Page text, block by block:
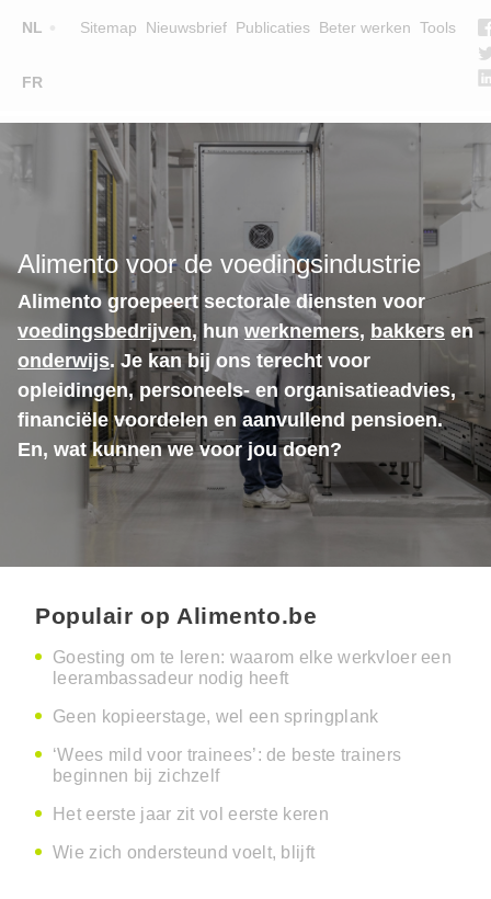
NL
FR
Sitemap Nieuwsbrief Publicaties Beter werken Tools
Main
navigation
OPLEIDINGEN
LESGEVERS
WIE ZIJN WE
TEAM
CONTACT
ZOEK EEN OPLEIDING
Alimento voor de voedingsindustrie
Alimento groepeert sectorale diensten voor
voedingsbedrijven, hun werknemers, bakkers en
onderwijs. Je kan bij ons terecht voor
opleidingen, personeels- en organisatieadvies,
financiële voordelen en aanvullend pensioen.
En, wat kunnen we voor jou doen?
Populair op Alimento.be
Goesting om te leren: waarom elke werkvloer een
leerambassadeur nodig heeft
Geen kopieerstage, wel een springplank
‘Wees mild voor trainees’: de beste trainers
beginnen bij zichzelf
Het eerste jaar zit vol eerste keren
Wie zich ondersteund voelt, blijft